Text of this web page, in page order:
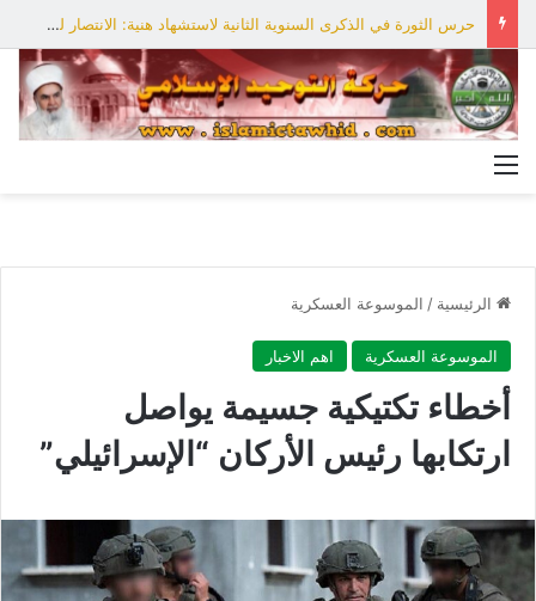
حرس الثورة في الذكرى السنوية الثانية لاستشهاد هنية: الانتصار لفلسطين أقرب
الرئيسية / الموسوعة العسكرية
الموسوعة العسكرية اهم الاخبار
أخطاء تكتيكية جسيمة‎ يواصل
ارتكابها رئيس الأركان “الإسرائيلي”